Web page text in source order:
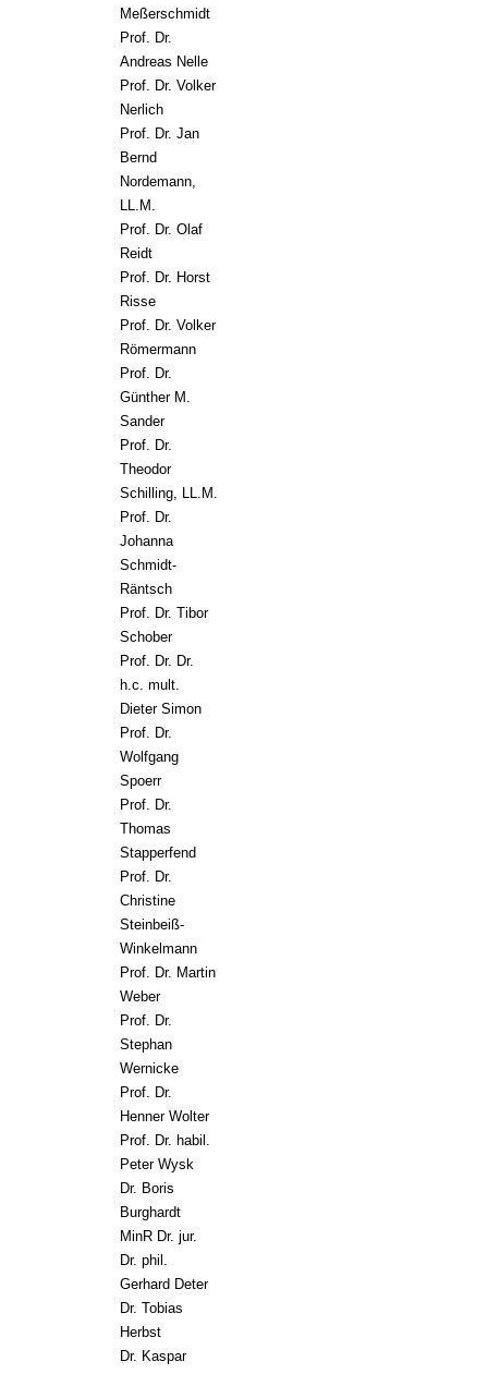
Meßerschmidt
Prof. Dr.
Andreas Nelle
Prof. Dr. Volker
Nerlich
Prof. Dr. Jan
Bernd
Nordemann,
LL.M.
Prof. Dr. Olaf
Reidt
Prof. Dr. Horst
Risse
Prof. Dr. Volker
Römermann
Prof. Dr.
Günther M.
Sander
Prof. Dr.
Theodor
Schilling, LL.M.
Prof. Dr.
Johanna
Schmidt-
Räntsch
Prof. Dr. Tibor
Schober
Prof. Dr. Dr.
h.c. mult.
Dieter Simon
Prof. Dr.
Wolfgang
Spoerr
Prof. Dr.
Thomas
Stapperfend
Prof. Dr.
Christine
Steinbeiß-
Winkelmann
Prof. Dr. Martin
Weber
Prof. Dr.
Stephan
Wernicke
Prof. Dr.
Henner Wolter
Prof. Dr. habil.
Peter Wysk
Dr. Boris
Burghardt
MinR Dr. jur.
Dr. phil.
Gerhard Deter
Dr. Tobias
Herbst
Dr. Kaspar